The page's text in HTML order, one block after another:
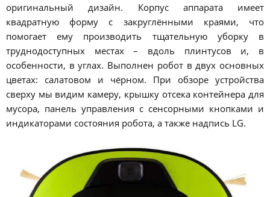
оригинальный дизайн. Корпус аппарата имеет
квадратную форму с закруглёнными краями, что
помогает ему производить тщательную уборку в
труднодоступных местах – вдоль плинтусов и, в
особенности, в углах. Выполнен робот в двух основных
цветах: салатовом и чёрном. При обзоре устройства
сверху мы видим камеру, крышку отсека контейнера для
мусора, панель управления с сенсорными кнопками и
индикаторами состояния робота, а также надпись LG.